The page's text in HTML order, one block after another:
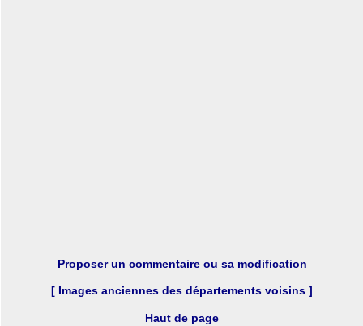
Proposer un commentaire ou sa modification
[ Images anciennes des départements voisins ]
Haut de page